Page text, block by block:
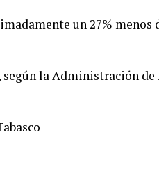
un 27% menos
la Administración